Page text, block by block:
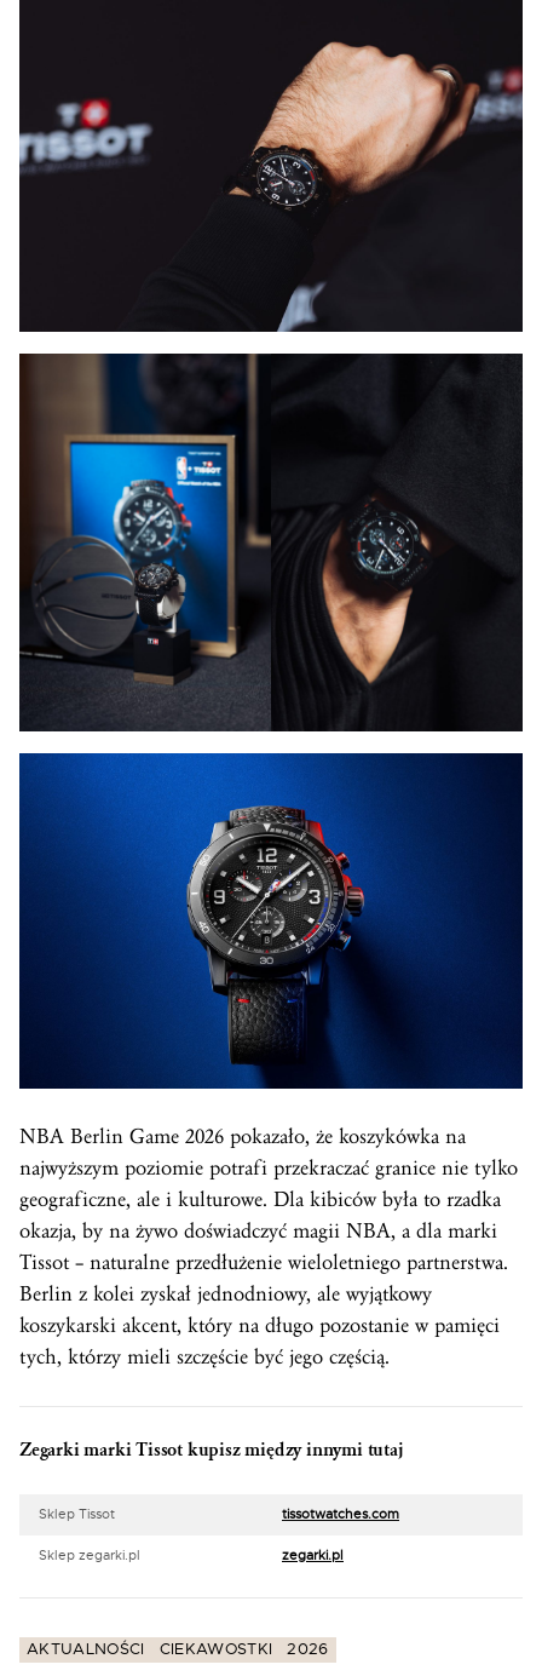
NBA Berlin Game 2026 pokazało, że koszykówka na
najwyższym poziomie potrafi przekraczać granice nie tylko
geograficzne, ale i kulturowe. Dla kibiców była to rzadka
okazja, by na żywo doświadczyć magii NBA, a dla marki
Tissot – naturalne przedłużenie wieloletniego partnerstwa.
Berlin z kolei zyskał jednodniowy, ale wyjątkowy
koszykarski akcent, który na długo pozostanie w pamięci
tych, którzy mieli szczęście być jego częścią.
Zegarki marki Tissot kupisz między innymi tutaj
Sklep Tissot tissotwatches.com
Sklep zegarki.pl zegarki.pl
AKTUALNOŚCI CIEKAWOSTKI 2026